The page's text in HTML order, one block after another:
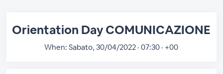
Orientation Day COMUNICAZIONE
When: Sabato, 30/04/2022 · 07:30 · +00